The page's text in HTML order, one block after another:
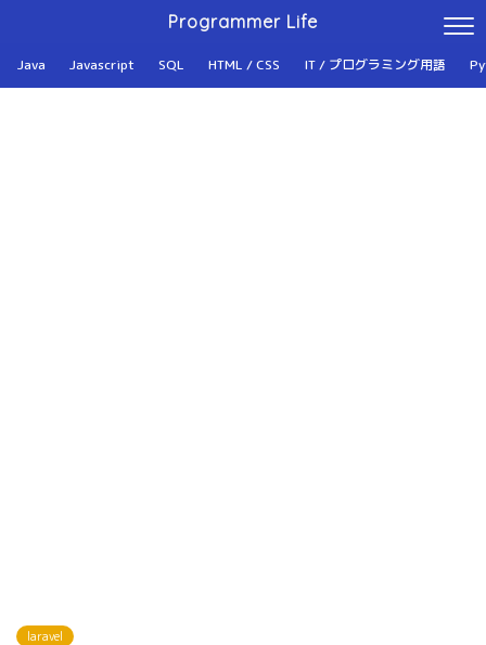
Programmer Life
Java Javascript SQL HTML / CSS IT / プログラミング用語
laravel